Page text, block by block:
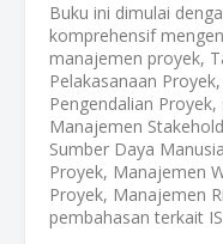
Buku ini dimulai
komprehensif
manajemen proyek,
Pelakasanaan
Pengendalian
Manajemen
Sumber Daya
Proyek, Manajemen
Proyek, Manajemen
pembahasan terkait